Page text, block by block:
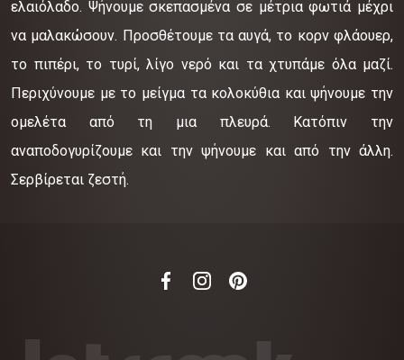
ελαιόλαδο. Ψήνουμε σκεπασμένα σε μέτρια φωτιά μέχρι
να μαλακώσουν. Προσθέτουμε τα αυγά, το κορν φλάουερ,
το πιπέρι, το τυρί, λίγο νερό και τα χτυπάμε όλα μαζί.
Περιχύνουμε με το μείγμα τα κολοκύθια και ψήνουμε την
ομελέτα από τη μια πλευρά. Κατόπιν την
αναποδογυρίζουμε και την ψήνουμε και από την άλλη.
Σερβίρεται ζεστή.